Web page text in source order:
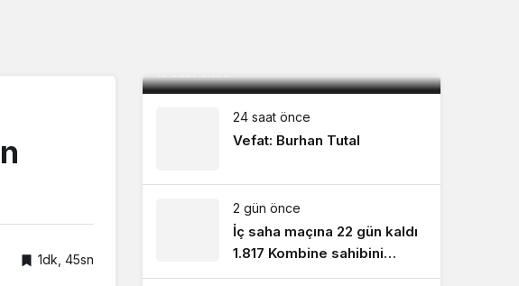
1dk, 45sn
24 saat önce
Vefat: Burhan Tutal
2 gün önce
İç saha maçına 22 gün kaldı
1.817 Kombine sahibini
bekliyor!